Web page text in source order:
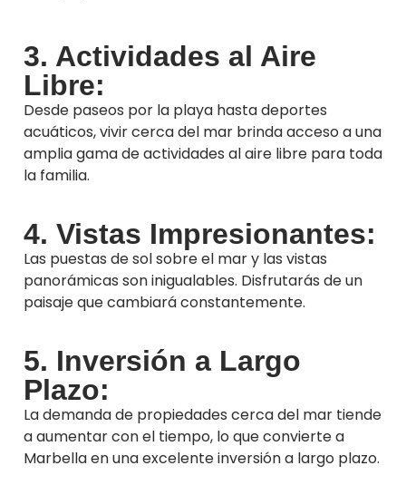
3. Actividades al Aire
Libre:
Desde paseos por la playa hasta deportes
acuáticos, vivir cerca del mar brinda acceso a una
amplia gama de actividades al aire libre para toda
la familia.
4. Vistas Impresionantes:
Las puestas de sol sobre el mar y las vistas
panorámicas son inigualables. Disfrutarás de un
paisaje que cambiará constantemente.
5. Inversión a Largo
Plazo:
La demanda de propiedades cerca del mar tiende
a aumentar con el tiempo, lo que convierte a
Marbella en una excelente inversión a largo plazo.